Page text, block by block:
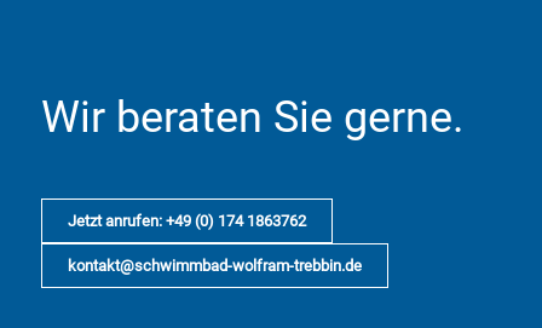
Wir beraten Sie gerne.
Jetzt anrufen: +49 (0) 174 1863762
kontakt@schwimmbad-wolfram-trebbin.de